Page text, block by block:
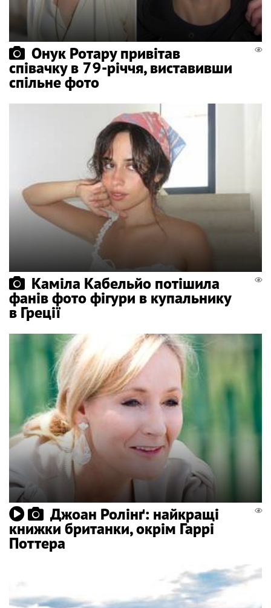
Онук Ротару привітав
співачку в 79-річчя, виставивши
спільне фото
Каміла Кабельйо потішила
фанів фото фігури в купальнику
в Греції
Джоан Ролінґ: найкращі
книжки британки, окрім Гаррі
Поттера